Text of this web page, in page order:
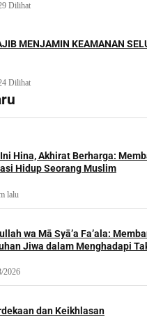
Dilihat
MENJAMIN KEAMANAN
Dilihat
Hina, Akhirat Berharga:
Hidup Seorang Muslim
lalu
wa Mā Syā’a Fa’ala:
Jiwa dalam Menghadapi
2026
dan Keikhlasan